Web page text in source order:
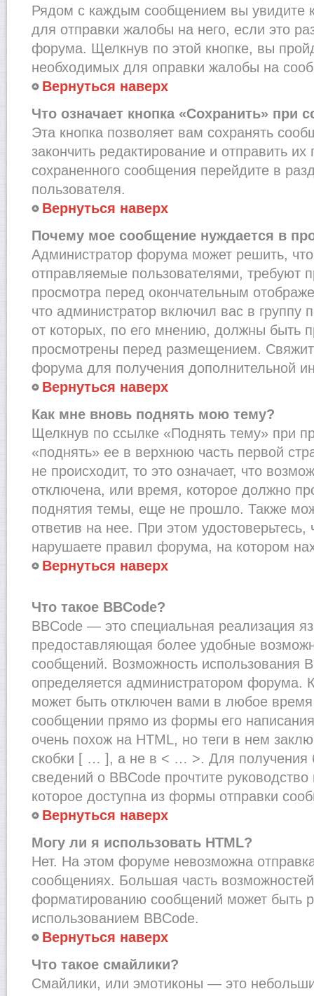
Рядом с каждым сообщением вы увидите
для отправки жалобы на него, если это
форума. Щелкнув по этой кнопке, вы
необходимых для оправки жалобы на
Вернуться наверх
Что означает кнопка «Сохранить» при
Эта кнопка позволяет вам сохранять
закончить редактирование и отправить их
сохраненного сообщения перейдите в
пользователя.
Вернуться наверх
Почему мое сообщение нуждается в
Администратор форума может решить,
отправляемые пользователями, требуют
просмотра перед окончательным
что администратор включил вас в группу
от которых, по его мнению, должны быть
просмотрены перед размещением.
форума для получения дополнительной
Вернуться наверх
Как мне вновь поднять мою тему?
Щелкнув по ссылке «Поднять тему» при
«поднять» ее в верхнюю часть первой
не происходит, то это означает, что
отключена, или время, которое должно
поднятия темы, еще не прошло. Также
ответив на нее. При этом
нарушаете правил форума, на котором
Вернуться наверх
Что такое BBCode?
BBCode — это специальная реализация
предоставляющая более удобные
сообщений. Возможность использования
определяется администратором форума.
может быть отключен вами в любое
сообщении прямо из формы его
очень похож на HTML, но теги в нем
скобки [ … ], а не в < … >. Для получения
сведений о BBCode прочтите
которое доступна из формы отправки
Вернуться наверх
Могу ли я использовать HTML?
Нет. На этом форуме невозможна
сообщениях. Большая часть
форматированию сообщений может быть
использованием BBCode.
Вернуться наверх
Что такое смайлики?
Смайлики, или эмотиконы — это